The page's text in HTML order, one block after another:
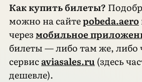
Как купить билеты?
можно на сайтеpobeda.aero
черезмобильное
билеты — либо там же, либо
сервисaviasales.ru(здесь
дешевле).